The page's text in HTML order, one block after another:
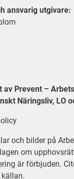
ansvarig utgivare:
av Prevent –
Näringsliv, LO
och bilder på
om
är förbjuden.